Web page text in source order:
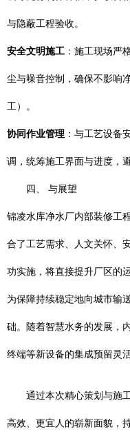
与隐蔽工程验收。
安全文明施工 ：施工现场严
尘与噪音控制，确保不影响
工）。
协同作业管理 ：与工艺设备
调，统筹施工界面与进度，
四、 与展望
锦凌水库净水厂内部装修工
合了工艺需求、人文关怀、
功实施，将直接提升厂区的
为保障持续稳定地向城市输
础。随着智慧水务的发展，
终端等新设备的集成预留灵
通过本次精心策划与施
高效、更宜人的崭新面貌，